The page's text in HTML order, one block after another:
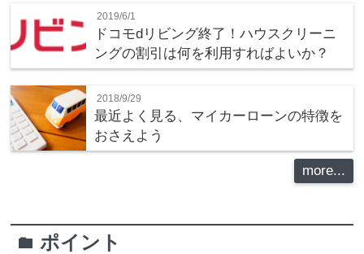
2019/6/1
ドコモdリビング終了！ハウスクリーニ
ングの割引は何を利用すればよいか？
2018/9/29
最近よく見る、マイカーローンの特徴を
おさえよう
more...
folderポイント